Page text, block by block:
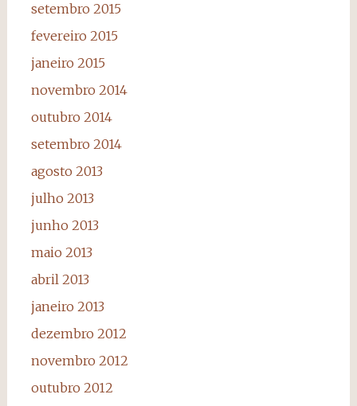
setembro 2015
fevereiro 2015
janeiro 2015
novembro 2014
outubro 2014
setembro 2014
agosto 2013
julho 2013
junho 2013
maio 2013
abril 2013
janeiro 2013
dezembro 2012
novembro 2012
outubro 2012